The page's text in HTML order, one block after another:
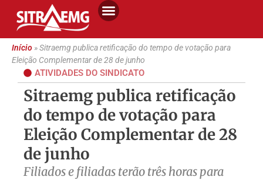
Início»Sitraemg publica retificação do tempo de votação para
Eleição Complementar de 28 de junho
ATIVIDADES DO SINDICATO
Sitraemg publica retificação
do tempo de votação para
Eleição Complementar de 28
de junho
Filiados e filiadas terão três horas para